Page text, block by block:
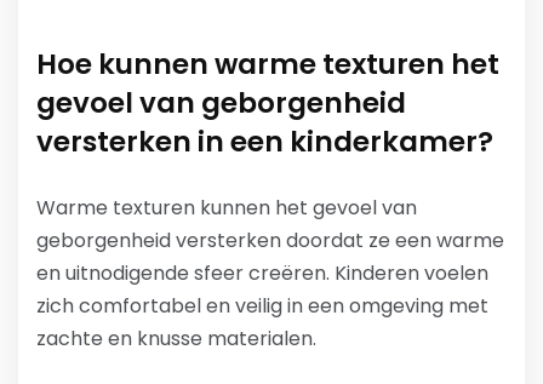
Hoe kunnen warme texturen het
gevoel van geborgenheid
versterken in een kinderkamer?
Warme texturen kunnen het gevoel van
geborgenheid versterken doordat ze een warme
en uitnodigende sfeer creëren. Kinderen voelen
zich comfortabel en veilig in een omgeving met
zachte en knusse materialen.